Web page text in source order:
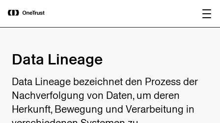
OneTrust als „Visionär“ im Gartner®
Magic Quadrant™ 2026 für
Plattformen zur KI-Governance
Data Lineage
Data Lineage bezeichnet den Prozess der
Nachverfolgung von Daten, um deren
Herkunft, Bewegung und Verarbeitung in